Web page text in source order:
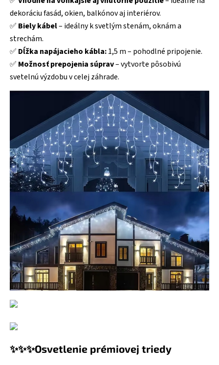
dekoráciu fasád, okien, balkónov aj interiérov.
✅ Biely kábel– ideálny k svetlým stenám, oknám a
strechám.
✅ Dĺžka napájacieho kábla:1,5 m – pohodlné pripojenie.
✅ Možnosť prepojenia súprav– vytvorte pôsobivú
svetelnú výzdobu v celej záhrade.
✨✨✨Osvetlenie prémiovej triedy